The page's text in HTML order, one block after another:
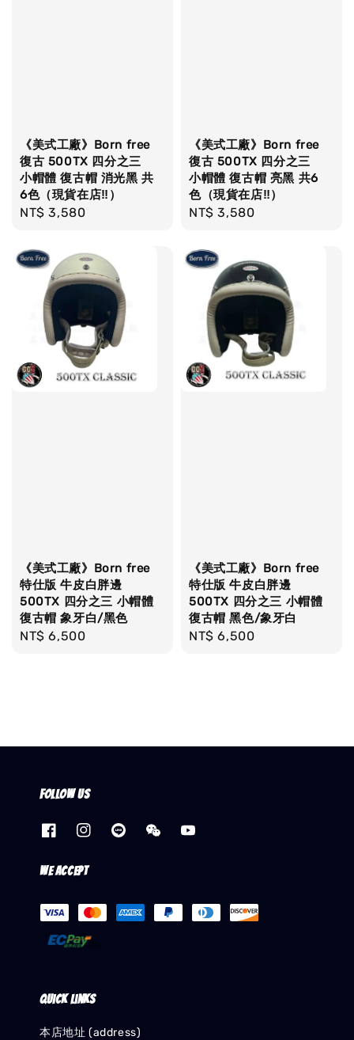
《美式工廠》Born free
復古 500TX 四分之三
小帽體 復古帽 消光黑 共
6色（現貨在店‼）
Regular
NT$ 3,580
《美式工廠》Born free
復古 500TX 四分之三
小帽體 復古帽 亮黑 共6
色（現貨在店‼）
Regular
NT$ 3,580
《美式工廠》Born free
特仕版 牛皮白胖邊
500TX 四分之三 小帽體
復古帽 象牙白/黑色
Regular
NT$ 6,500
《美式工廠》Born free
特仕版 牛皮白胖邊
500TX 四分之三 小帽體
復古帽 黑色/象牙白
Regular
NT$ 6,500
Follow us
We accept
Quick links
本店地址 (address)